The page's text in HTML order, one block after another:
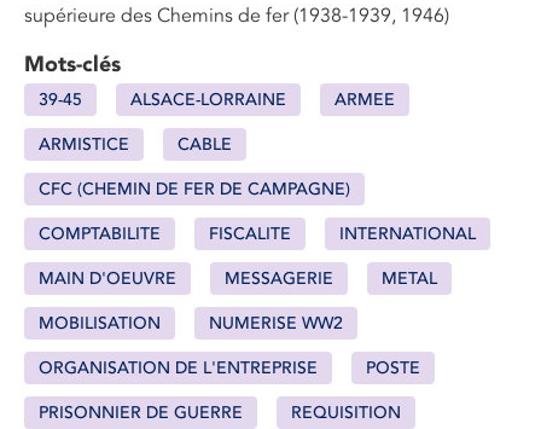
supérieure des Chemins de fer (1938-1939, 1946)
Mots-clés
39-45 ALSACE-LORRAINE ARMEE
ARMISTICE CABLE
CFC (CHEMIN DE FER DE CAMPAGNE)
COMPTABILITE FISCALITE INTERNATIONAL
MAIN D'OEUVRE MESSAGERIE METAL
MOBILISATION NUMERISE WW2
ORGANISATION DE L'ENTREPRISE POSTE
PRISONNIER DE GUERRE REQUISITION